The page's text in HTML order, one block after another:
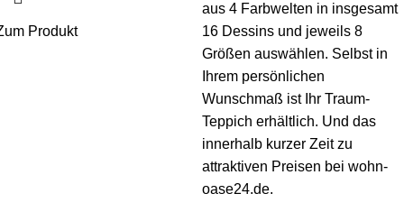
Produkt
aus 4 Farbwelten in insgesamt
16 Dessins und jeweils 8
Größen auswählen. Selbst in
Ihrem persönlichen
Wunschmaß ist Ihr Traum-
Teppich erhältlich. Und das
innerhalb kurzer Zeit zu
attraktiven Preisen bei wohn-
oase24.de.